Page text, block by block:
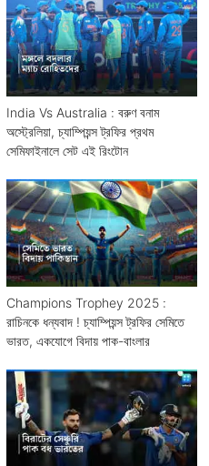
India Vs Australia : বরুণ বনাম
অস্ট্রেলিয়া, চ্যাম্পিয়ন্স ট্রফির প্রথম
সেমিফাইনালে সেট এই রিংটোন
Champions Trophey 2025 :
রাচিনকে ধন্যবাদ ! চ্যাম্পিয়ন্স ট্রফির সেমিতে
ভারত, একযোগে বিদায় পাক-বাংলার